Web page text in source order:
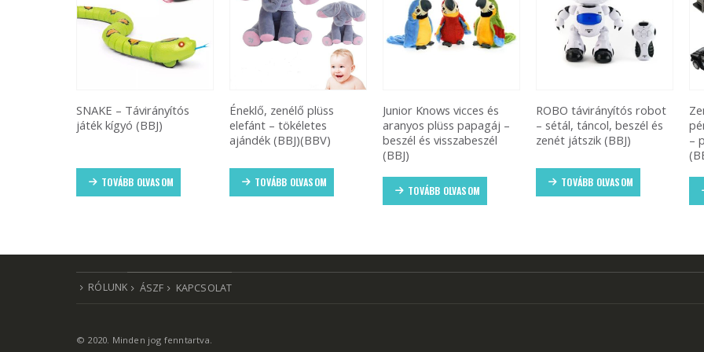
Éneklő, zenélő plüss
elefánt – tökéletes
TOVÁBB OLVASOM
Junior Knows vicces és
aranyos plüss papagáj –
beszél és visszabeszél
TOVÁBB OLVASOM
ROBO távirányítós robot
– sétál, táncol, beszél és
zenét játszik (BBJ)
TOVÁBB OLVASOM
Zenélő, kódolható játék
pénzszállító autó, persely
– papír + érme tartó
TOVÁBB OLVASOM
RÓLUNK ÁSZF KAPCSOLAT
© 2020. Minden jog fenntartva.